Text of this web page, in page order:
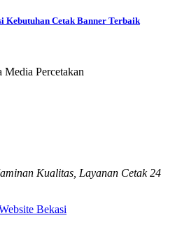
Kebutuhan Cetak Banner Terbaik
Kualitas, Layanan Cetak 24
Bekasi